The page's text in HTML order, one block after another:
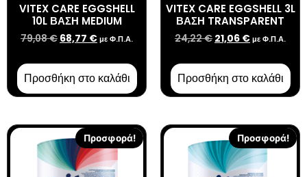
VITEX CARE EGGSHELL
10L ΒΑΣΗ MEDIUM
79,08€ 68,77 €με Φ.Π.Α.
Προσθήκη στο καλάθι
VITEX CARE EGGSHELL 3L
ΒΑΣΗ TRANSPARENT
24,22€ 21,06 €με Φ.Π.Α.
Προσθήκη στο καλάθι
Προσφορά! Προσφορά!